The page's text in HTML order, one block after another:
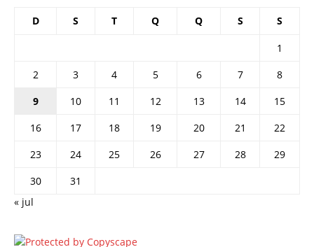
D S T Q Q S S
1
2
3 4 5 6 7
8
9
10 11 12 13 14
15
16
17 18 19 20 21
22
23
24 25 26 27 28
29
30
31
« jul